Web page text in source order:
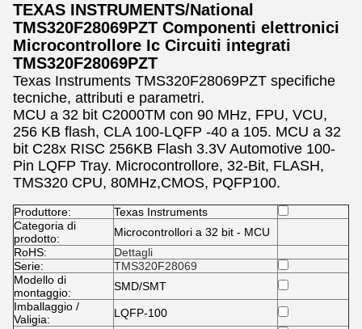
TEXAS INSTRUMENTS/National
TMS320F28069PZT Componenti elettronici
Microcontrollore Ic Circuiti integrati
TMS320F28069PZT
Texas Instruments TMS320F28069PZT specifiche
tecniche, attributi e parametri.
MCU a 32 bit C2000TM con 90 MHz, FPU, VCU,
256 KB flash, CLA 100-LQFP -40 a 105. MCU a 32
bit C28x RISC 256KB Flash 3.3V Automotive 100-
Pin LQFP Tray. Microcontrollore, 32-Bit, FLASH,
TMS320 CPU, 80MHz,CMOS, PQFP100.
Produttore:
Texas Instruments
Categoria di
prodotto:
Microcontrollori a 32 bit - MCU
RoHS:
Dettagli
Serie:
TMS320F28069
Modello di
montaggio:
SMD/SMT
Imballaggio /
Valigia:
LQFP-100